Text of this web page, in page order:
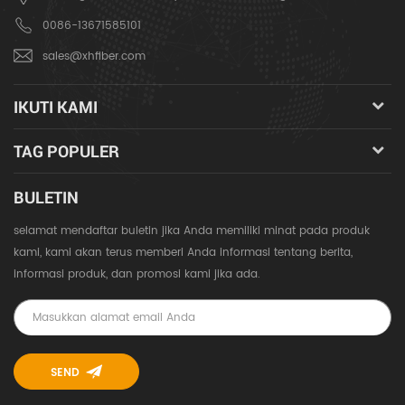
0086-13671585101
sales@xhfiber.com
IKUTI KAMI
TAG POPULER
BULETIN
selamat mendaftar buletin jika Anda memiliki minat pada produk
kami, kami akan terus memberi Anda informasi tentang berita,
informasi produk, dan promosi kami jika ada.